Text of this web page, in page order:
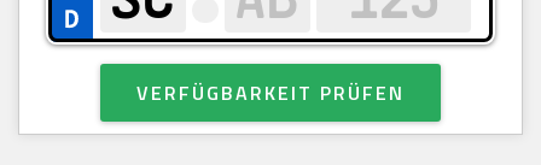
VERFÜGBARKEIT PRÜFEN